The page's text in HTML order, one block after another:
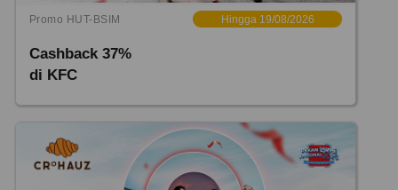
Promo HUT-BSIM Hingga 19/08/2026
Cashback 37%
di KFC